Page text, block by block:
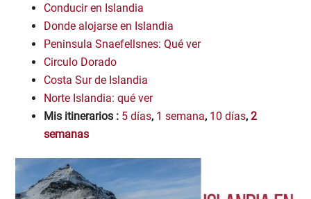
Conducir en Islandia
Donde alojarse en Islandia
Peninsula Snaefellsnes: Qué ver
Circulo Dorado
Costa Sur de Islandia
Norte Islandia: qué ver
Mis itinerarios : 5 días, 1 semana, 10 días,2
semanas